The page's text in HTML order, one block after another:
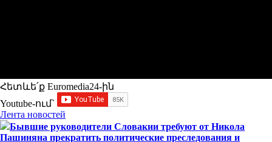
Հետևե՛ք Euromedia24-ին
Youtube-ում`
Лента новостей
Бывшие руководители Словакии требуют от Никола
Пашиняна прекратить политические преследования и